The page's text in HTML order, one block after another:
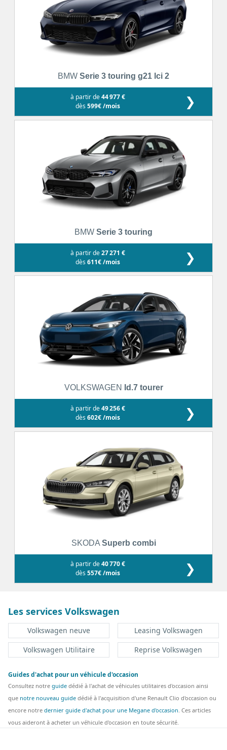
BMW Serie 3 touring g21 lci 2
à partir de44 977 €
dès599€ /mois ❯
BMW Serie 3 touring
à partir de27 271 €
dès611€ /mois ❯
VOLKSWAGEN Id.7 tourer
à partir de49 256 €
dès602€ /mois ❯
SKODASuperb combi
à partir de40 770 €
dès557€ /mois ❯
Les services Volkswagen
Volkswagen neuve
Leasing Volkswagen
Volkswagen Utilitaire
Reprise Volkswagen
Guides d'achat pour un véhicule d'occasion
Consultez notre guide dédié à l'achat de véhicules utilitaires d'occasion ainsi
que notre nouveau guide dédié à l'acquisition d'une Renault Clio d'occasion ou
encore notre dernier guide d'achat pour une Megane d'occasion. Ces articles
vous aideront à acheter un véhicule d'occasion en toute sécurité.